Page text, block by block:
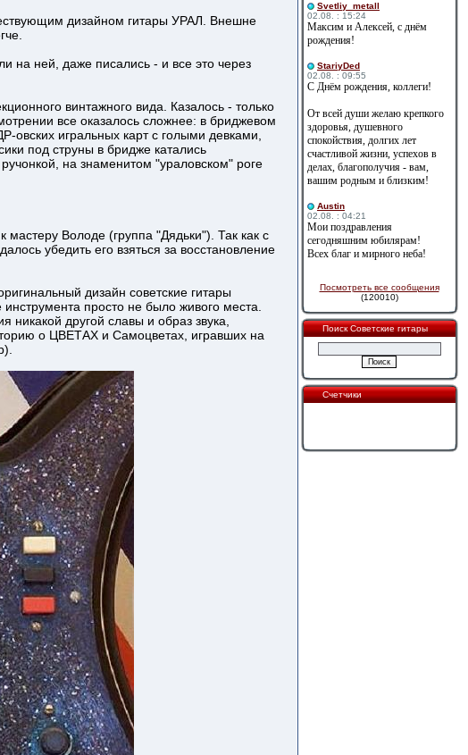
дизайном гитары УРАЛ. Внешне
на ней, даже писались - и все это через
винтажного вида. Казалось - только
все оказалось сложнее: в бриджевом
овских игральных карт с голыми девками,
под струны в бридже катались
на знаменитом "ураловском" роге
Володе (группа "Дядьки"). Так как с
убедить его взяться за восстановление
дизайн советские гитары
просто не было живого места.
никакой другой славы и образ звука,
о ЦВЕТАХ и Самоцветах, игравших на
Svetliy_metall
02.08. : 15:24
Максим и Алексей, с днём
рождения!
StariyDed
02.08. : 09:55
С Днём рождения, коллеги!
От всей души желаю крепкого
здоровья, душевного
спокойствия, долгих лет
счастливой жизни, успехов в
делах, благополучия - вам,
вашим родным и близким!
Austin
02.08. : 04:21
Мои поздравления
сегодняшним юбилярам!
Всех благ и мирного неба!
Посмотреть все сообщения
(120010)
Поиск Советские гитары
Счетчики